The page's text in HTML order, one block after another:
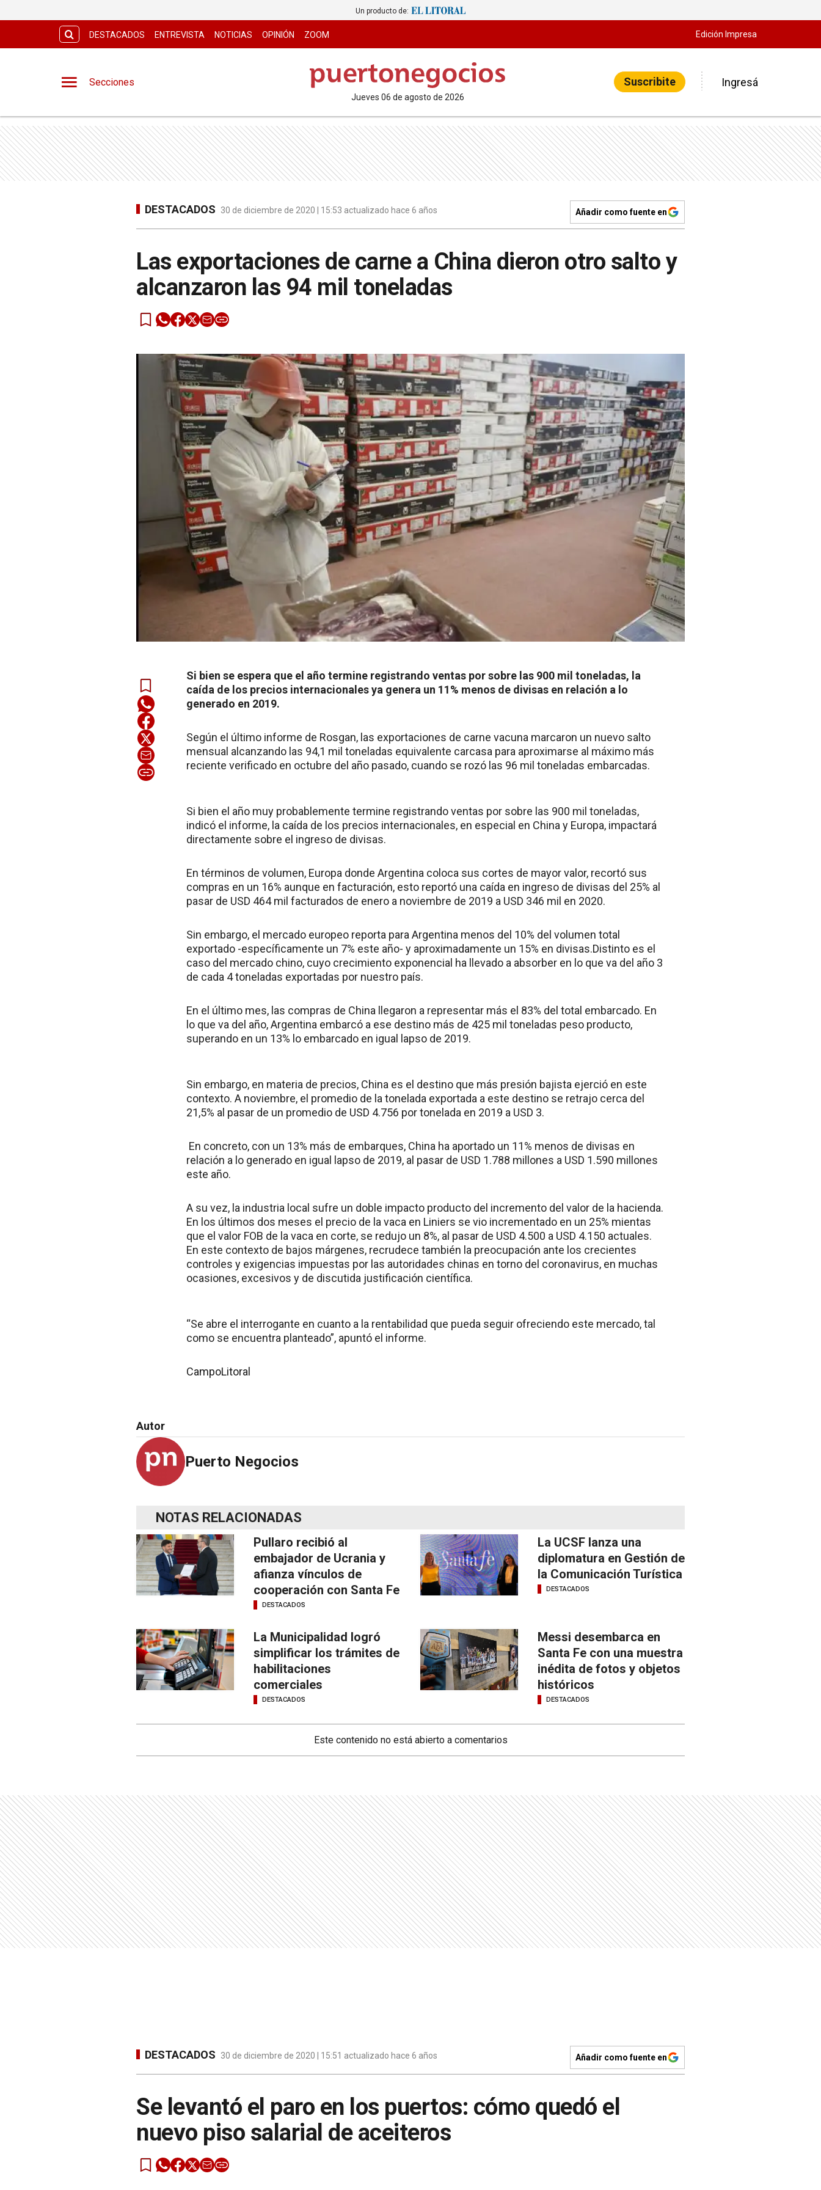
Un producto de:
DESTACADOS ENTREVISTA NOTICIAS OPINIÓN ZOOM Edición Impresa
Secciones
jueves 06 de agosto de 2026
Suscribite Ingresá
DESTACADOS 30 de diciembre de 2020 | 15:53 actualizado hace 6 años Añadir como fuente en
Las exportaciones de carne a China dieron otro salto y
alcanzaron las 94 mil toneladas
Si bien se espera que el año termine registrando ventas por sobre las 900 mil toneladas, la
caída de los precios internacionales ya genera un 11% menos de divisas en relación a lo
generado en 2019.
Según el último informe de Rosgan, las exportaciones de carne vacuna marcaron un nuevo salto
mensual alcanzando las 94,1 mil toneladas equivalente carcasa para aproximarse al máximo más
reciente verificado en octubre del año pasado, cuando se rozó las 96 mil toneladas embarcadas.
Si bien el año muy probablemente termine registrando ventas por sobre las 900 mil toneladas,
indicó el informe, la caída de los precios internacionales, en especial en China y Europa, impactará
directamente sobre el ingreso de divisas.
En términos de volumen, Europa donde Argentina coloca sus cortes de mayor valor, recortó sus
compras en un 16% aunque en facturación, esto reportó una caída en ingreso de divisas del 25% al
pasar de USD 464 mil facturados de enero a noviembre de 2019 a USD 346 mil en 2020.
Sin embargo, el mercado europeo reporta para Argentina menos del 10% del volumen total
exportado -específicamente un 7% este año- y aproximadamente un 15% en divisas.Distinto es el
caso del mercado chino, cuyo crecimiento exponencial ha llevado a absorber en lo que va del año 3
de cada 4 toneladas exportadas por nuestro país.
En el último mes, las compras de China llegaron a representar más el 83% del total embarcado. En
lo que va del año, Argentina embarcó a ese destino más de 425 mil toneladas peso producto,
superando en un 13% lo embarcado en igual lapso de 2019.
Sin embargo, en materia de precios, China es el destino que más presión bajista ejerció en este
contexto. A noviembre, el promedio de la tonelada exportada a este destino se retrajo cerca del
21,5% al pasar de un promedio de USD 4.756 por tonelada en 2019 a USD 3.
En concreto, con un 13% más de embarques, China ha aportado un 11% menos de divisas en
relación a lo generado en igual lapso de 2019, al pasar de USD 1.788 millones a USD 1.590 millones
este año.
A su vez, la industria local sufre un doble impacto producto del incremento del valor de la hacienda.
En los últimos dos meses el precio de la vaca en Liniers se vio incrementado en un 25% mientas
que el valor FOB de la vaca en corte, se redujo un 8%, al pasar de USD 4.500 a USD 4.150 actuales.
En este contexto de bajos márgenes, recrudece también la preocupación ante los crecientes
controles y exigencias impuestas por las autoridades chinas en torno del coronavirus, en muchas
ocasiones, excesivos y de discutida justificación científica.
“Se abre el interrogante en cuanto a la rentabilidad que pueda seguir ofreciendo este mercado, tal
como se encuentra planteado”, apuntó el informe.
CampoLitoral
Autor
Puerto Negocios
NOTAS RELACIONADAS
Pullaro recibió al
embajador de Ucrania y
afianza vínculos de
cooperación con Santa Fe
DESTACADOS
La UCSF lanza una
diplomatura en Gestión de
la Comunicación Turística
DESTACADOS
La Municipalidad logró
simplificar los trámites de
habilitaciones
comerciales
DESTACADOS
Messi desembarca en
Santa Fe con una muestra
inédita de fotos y objetos
históricos
DESTACADOS
Este contenido no está abierto a comentarios
DESTACADOS 30 de diciembre de 2020 | 15:51 actualizado hace 6 años Añadir como fuente en
Se levantó el paro en los puertos: cómo quedó el
nuevo piso salarial de aceiteros